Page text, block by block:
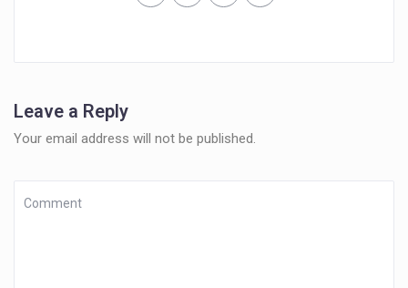
Leave a Reply
Your email address will not be published.